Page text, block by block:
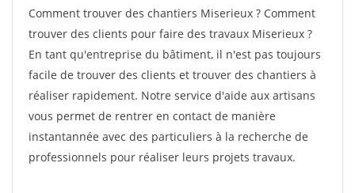
Comment trouver des chantiers Miserieux ? Comment
trouver des clients pour faire des travaux Miserieux ?
En tant qu'entreprise du bâtiment, il n'est pas toujours
facile de trouver des clients et trouver des chantiers à
réaliser rapidement. Notre service d'aide aux artisans
vous permet de rentrer en contact de manière
instantannée avec des particuliers à la recherche de
professionnels pour réaliser leurs projets travaux.